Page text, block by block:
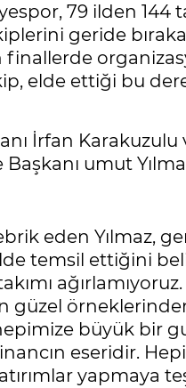
79 ilden 144
geride
finallerde
elde ettiği bu
İrfan
umut
eden Yılmaz,
temsil ettiğini
güzel
büyük bir
inancın eseridir.
yapmaya